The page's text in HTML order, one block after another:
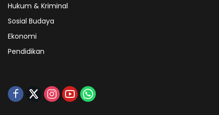
Hukum & Kriminal
Sosial Budaya
Ekonomi
Pendidikan